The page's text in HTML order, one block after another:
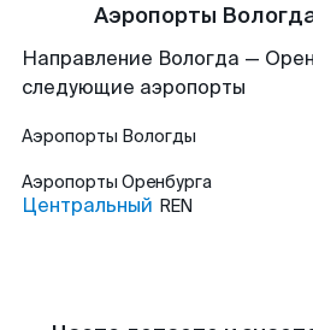
Аэропорты
Направление Вологда —
следующие аэропорты
Аэропорты Вологды
Аэропорты Оренбурга
Центральный REN